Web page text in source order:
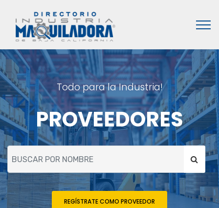
Todo para la Industria!
PROVEEDORES
REGÍSTRATE COMO PROVEEDOR